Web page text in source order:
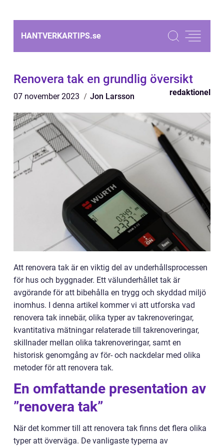
HANTVERKARTIPS.se
Renovera tak en grundlig översikt
07 november 2023 Jon Larsson redaktionel
Att renovera tak är en viktig del av underhållsprocessen
för hus och byggnader. Ett välunderhållet tak är
avgörande för att bibehålla en trygg och skyddad miljö
inomhus. I denna artikel kommer vi att utforska vad
renovera tak innebär, olika typer av takrenoveringar,
kvantitativa mätningar relaterade till takrenoveringar,
skillnader mellan olika takrenoveringar, samt en
historisk genomgång av för- och nackdelar med olika
metoder för att renovera tak.
En omfattande presentation av
”renovera tak”
När det kommer till att renovera tak finns det flera olika
typer att överväga. De vanligaste typerna av